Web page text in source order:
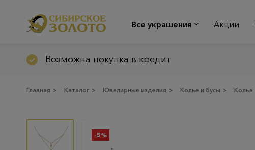
Все украшения Акции
Возможна покупка в кредит
Главная > Каталог > Ювелирные изделия > Колье и бусы > Колье
-5%